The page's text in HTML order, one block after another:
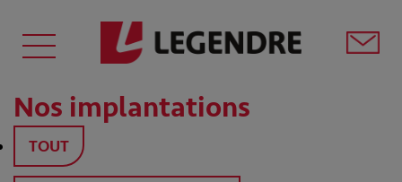
Nos implantations
TOUT